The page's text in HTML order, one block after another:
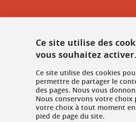
Ce site utilise des
vous souhaitez activer.
Ce site utilise des cookies
permettre de partager le
des pages. Nous vous
Nous conservons votre choix
votre choix à tout moment
pied de page du site.